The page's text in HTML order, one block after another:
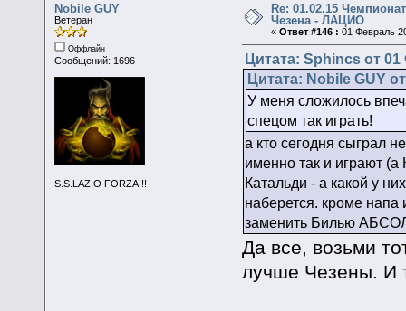
Nobile GUY
Ветеран
Оффлайн
Сообщений: 1696
S.S.LAZIO FORZA!!!
Re: 01.02.15
Чезена - ЛАЦИО
«Ответ #146 : 01 Февраль
Цитата: Sphincs от
Цитата: Nobile GUY
У меня сложилось
спецом так играть!
а кто сегодня сыграл
именно так и играют
Катальди - а какой у
наберется. кроме
заменить Билью
Да все, возьми
лучше Чезены. И